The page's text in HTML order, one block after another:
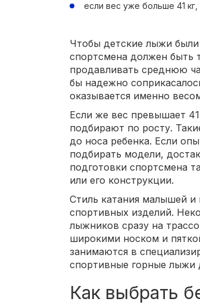
если вес уже больше 41
Чтобы детские лыжи
спортсмена должен быть
продавливать среднюю
бы надежно
оказывается именно
Если же вес превышает
подбирают по росту.
до носа ребенка. Если
подбирать модели,
подготовки спортсмена
или его конструкции.
Стиль катания малышей и
спортивных изделий.
лыжников сразу на
широкими носком и
занимаются в
спортивные горные лыжи
Как выбрать